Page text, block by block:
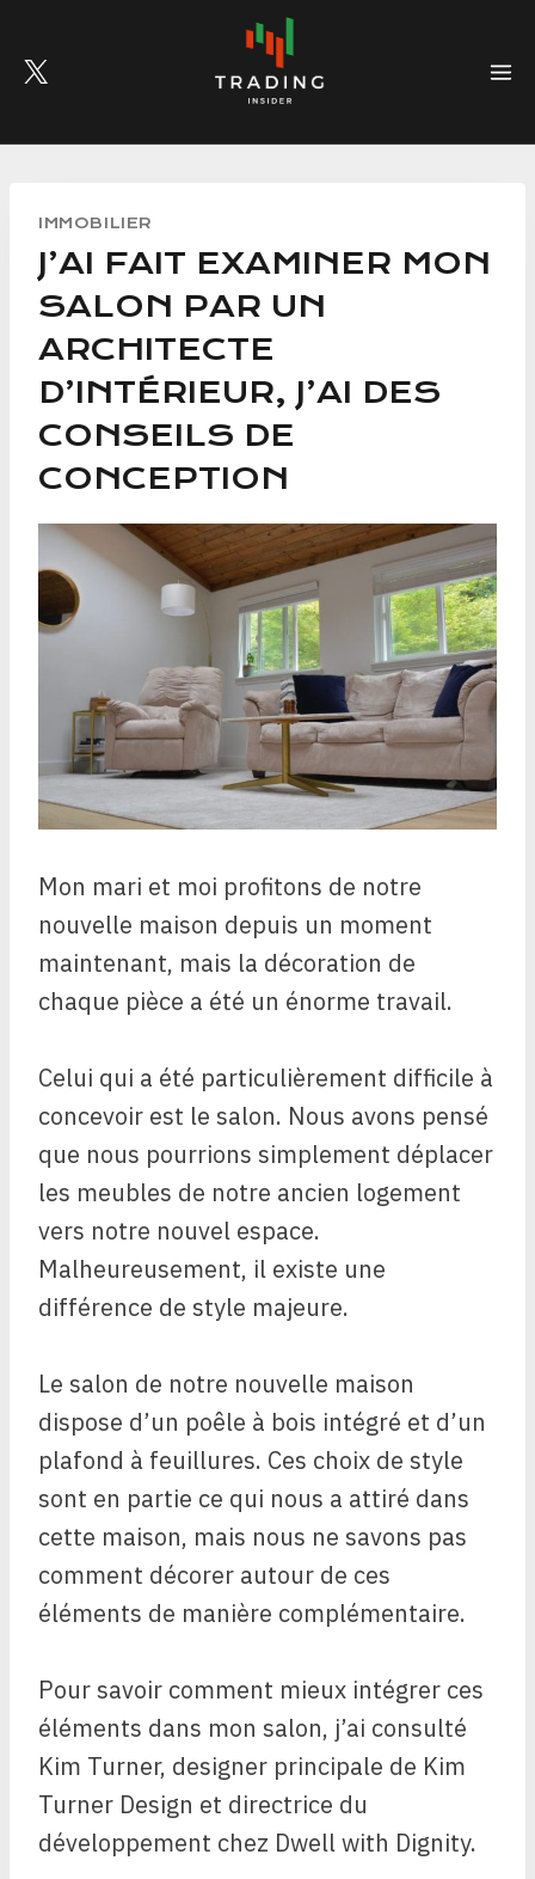
content
IMMOBILIER
J’AI FAIT EXAMINER MON
SALON PAR UN
ARCHITECTE
D’INTÉRIEUR, J’AI DES
CONSEILS DE
CONCEPTION
Mon mari et moi profitons de notre
nouvelle maison depuis un moment
maintenant, mais la décoration de
chaque pièce a été un énorme travail.
Celui qui a été particulièrement difficile à
concevoir est le salon. Nous avons pensé
que nous pourrions simplement déplacer
les meubles de notre ancien logement
vers notre nouvel espace.
Malheureusement, il existe une
différence de style majeure.
Le salon de notre nouvelle maison
dispose d’un poêle à bois intégré et d’un
plafond à feuillures. Ces choix de style
sont en partie ce qui nous a attiré dans
cette maison, mais nous ne savons pas
comment décorer autour de ces
éléments de manière complémentaire.
Pour savoir comment mieux intégrer ces
éléments dans mon salon, j’ai consulté
Kim Turner, designer principale de Kim
Turner Design et directrice du
développement chez Dwell with Dignity.